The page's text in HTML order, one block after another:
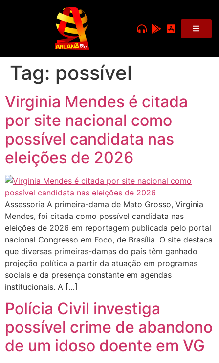
Tag: possível
Virginia Mendes é citada
por site nacional como
possível candidata nas
eleições de 2026
Assessoria A primeira-dama de Mato Grosso, Virginia
Mendes, foi citada como possível candidata nas
eleições de 2026 em reportagem publicada pelo portal
nacional Congresso em Foco, de Brasília. O site destaca
que diversas primeiras-damas do país têm ganhado
projeção política a partir da atuação em programas
sociais e da presença constante em agendas
institucionais. A […]
Polícia Civil investiga
possível crime de abandono
de um idoso doente em VG